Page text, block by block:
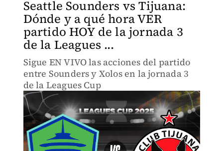
Seattle Sounders vs Tijuana:
Dónde y a qué hora VER
partido HOY de la jornada 3
de la Leagues ...
Sigue EN VIVO las acciones del partido
entre Sounders y Xolos en la jornada 3
de la Leagues Cup